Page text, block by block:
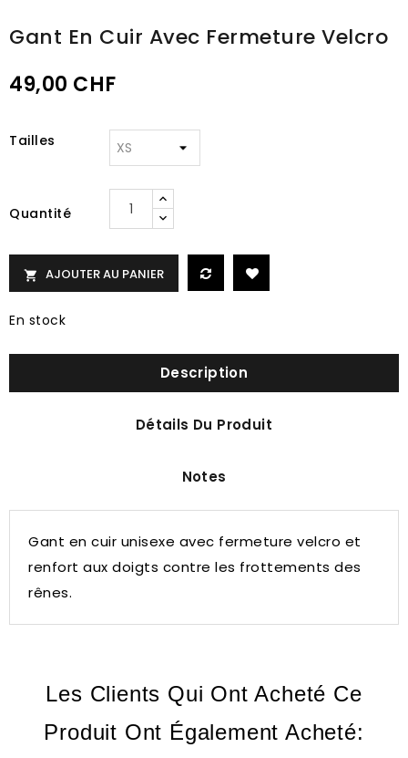
Gant En Cuir Avec Fermeture Velcro
49,00 CHF
Tailles
Quantité
 AJOUTER AU PANIER
En stock
Description
Détails Du Produit
Notes
Gant en cuir unisexe avec fermeture velcro et
renfort aux doigts contre les frottements des
rênes.
Les Clients Qui Ont Acheté Ce
Produit Ont Également Acheté: